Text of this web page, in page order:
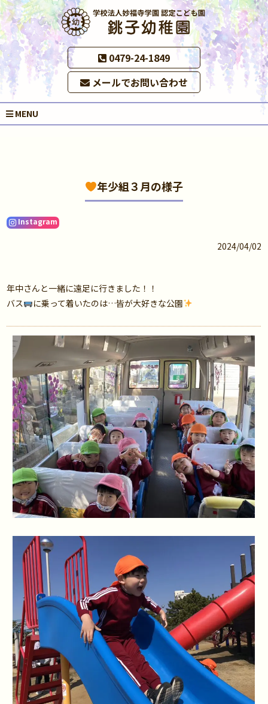
0479-24-1849
メールでお問い合わせ
MENU
年少組３月の様子
Instagram
2024/04/02
年中さんと一緒に遠足に行きました！！
バス
に乗って着いたのは…皆が大好きな公園